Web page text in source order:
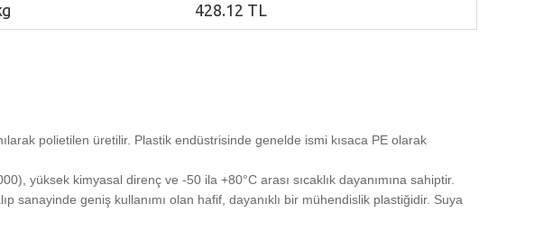
428.12 TL
polietilen üretilir. Plastik endüstrisinde genelde ismi kısaca PE olarak
yüksek kimyasal direnç ve -50 ila +80°C arası sıcaklık dayanımına sahiptir.
sanayinde geniş kullanımı olan hafif, dayanıklı bir mühendislik plastiğidir. Suya